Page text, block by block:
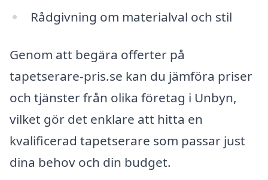
Rådgivning om materialval och stil
Genom att begära offerter på
tapetserare-pris.se kan du jämföra priser
och tjänster från olika företag i Unbyn,
vilket gör det enklare att hitta en
kvalificerad tapetserare som passar just
dina behov och din budget.